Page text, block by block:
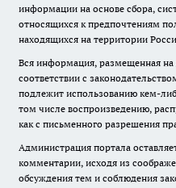
информации на основе сбора,
относящихся к предпочтениям
находящихся на территории
Вся информация, размещенная на
соответствии с
подлежит использованию кем-
том числе воспроизведению,
как с письменного разрешения
Администрация портала
комментарии, исходя из
обсуждения тем и соблюдения